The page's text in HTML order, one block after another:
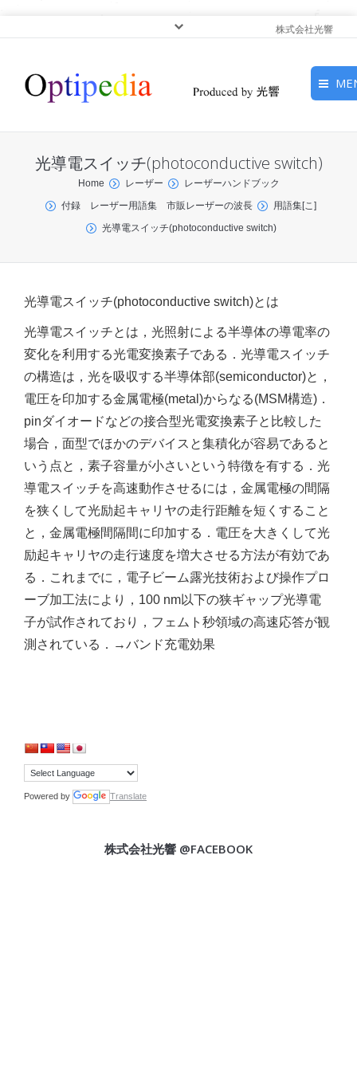
株式会社光響
ピックアップ
光基礎・光源
サービス
光導電スイッチ(photoconductive switch)
You are here:
Home レーザー
レーザーハンドブック
付録 レーザー用語集 市販レーザーの波長
用語集[こ]
光導電スイッチ(photoconductive switch)
光導電スイッチ(photoconductive switch)とは
光導電スイッチとは，光照射による半導体の導電率の
変化を利用する光電変換素子である．光導電スイッチ
の構造は，光を吸収する半導体部(semiconductor)と，
電圧を印加する金属電極(metal)からなる(MSM構造)．
pinダイオードなどの接合型光電変換素子と比較した
場合，面型でほかのデバイスと集積化が容易であると
いう点と，素子容量が小さいという特徴を有する．光
導電スイッチを高速動作させるには，金属電極の間隔
を狭くして光励起キャリヤの走行距離を短くすること
と，金属電極間隔間に印加する．電圧を大きくして光
励起キャリヤの走行速度を増大させる方法が有効であ
る．これまでに，電子ビーム露光技術および操作プロ
ーブ加工法により，100 nm以下の狭ギャップ光導電
子が試作されており，フェムト秒領域の高速応答が観
測されている．→バンド充電効果
Powered by Translate
株式会社光響 @FACEBOOK